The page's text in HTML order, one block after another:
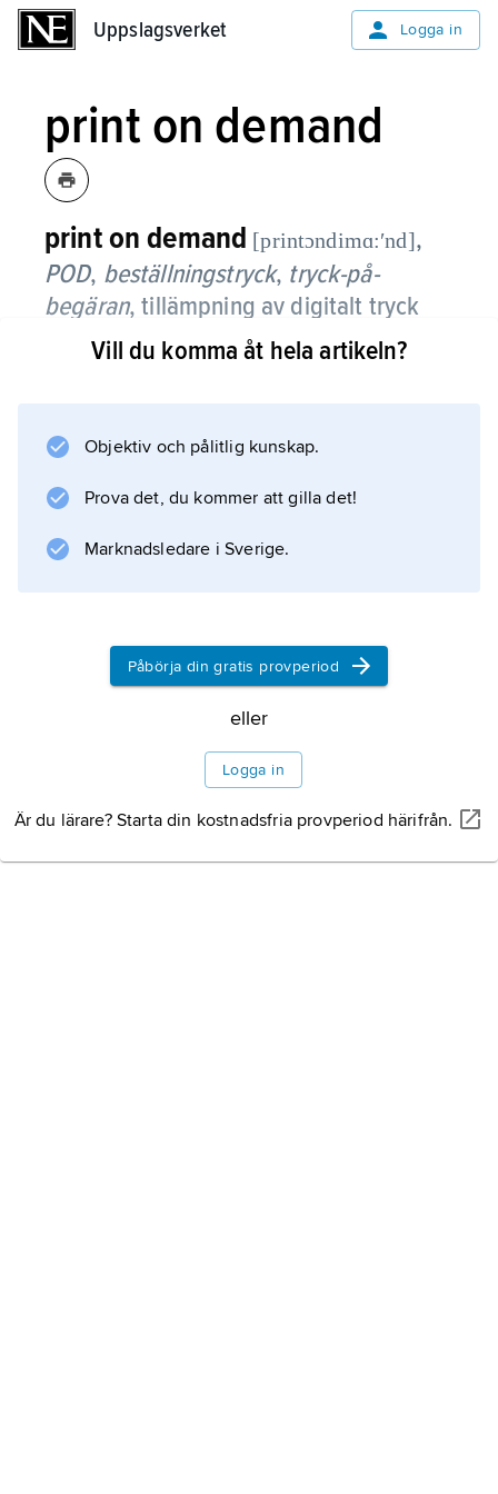
Uppslagsverket Logga in
print on demand
print on demand [printɔndimɑ:ʹnd],
POD, beställningstryck, tryck-på-
begäran,tillämpning av digitalt tryck
för produktion av exakt det antal
lager.
Med digitalt tryck menas tryck där alla steg
fram till färdig trycksak sker digitalt. Då är
kostnaden per trycksak i princip oberoende
Information om artikeln
Vill du komma åt hela artikeln?
Objektiv och pålitlig kunskap.
Prova det, du kommer att gilla det!
Marknadsledare i Sverige.
Påbörja din gratis provperiod
eller
Logga in
Är du lärare? Starta din kostnadsfria provperiod härifrån.